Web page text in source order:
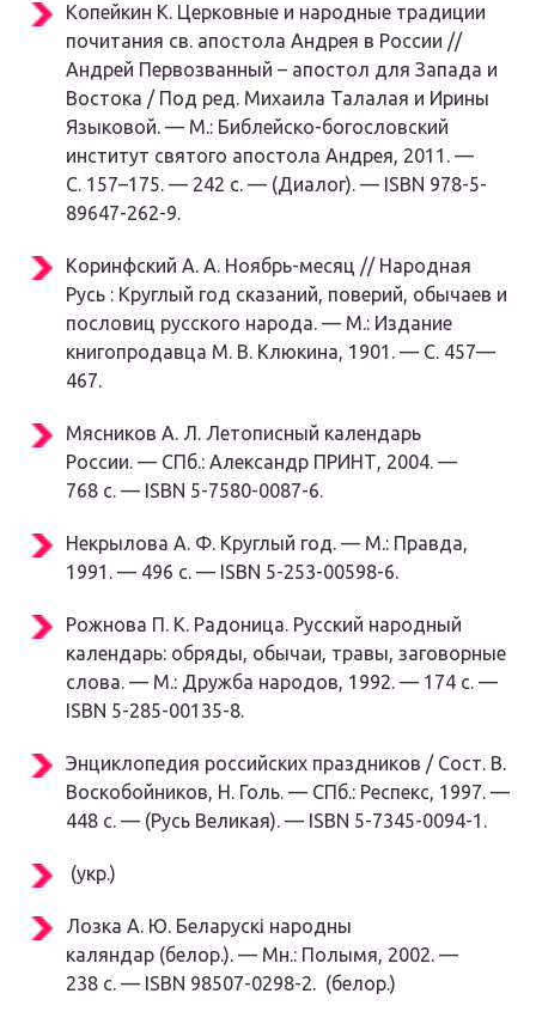
Копейкин К. Церковные и народные традиции
почитания св. апостола Андрея в России //
Андрей Первозванный – апостол для Запада и
Востока / Под ред. Михаила Талалая и Ирины
Языковой. — М.: Библейско-богословский
институт святого апостола Андрея, 2011. —
С. 157–175. — 242 с. — (Диалог). — ISBN 978-5-
89647-262-9.
Коринфский А. А. Ноябрь-месяц // Народная
Русь : Круглый год сказаний, поверий, обычаев и
пословиц русского народа. — М.: Издание
книгопродавца М. В. Клюкина, 1901. — С. 457—
467.
Мясников А. Л. Летописный календарь
России. — СПб.: Александр ПРИНТ, 2004. —
768 с. — ISBN 5-7580-0087-6.
Некрылова А. Ф. Круглый год. — М.: Правда,
1991. — 496 с. — ISBN 5-253-00598-6.
Рожнова П. К. Радоница. Русский народный
календарь: обряды, обычаи, травы, заговорные
слова. — М.: Дружба народов, 1992. — 174 с. —
ISBN 5-285-00135-8.
Энциклопедия российских праздников / Сост. В.
Воскобойников, Н. Голь. — СПб.: Респекс, 1997. —
448 с. — (Русь Великая). — ISBN 5-7345-0094-1.
(укр.)
Лозка А. Ю. Беларускі народны
каляндар (белор.). — Мн.: Полымя, 2002. —
238 с. — ISBN 98507-0298-2. (белор.)